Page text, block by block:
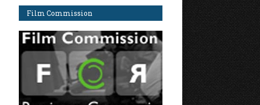
Film Commission